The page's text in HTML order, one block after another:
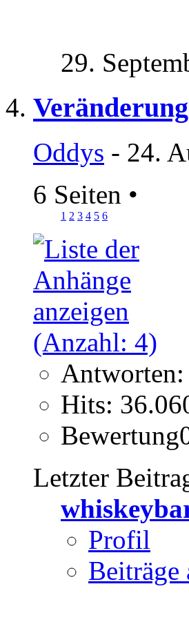
29.
Oddys - 24.
6 Seiten •
1 2 3 4 5 6
Antworten:
Hits:
Letzter
Profil
Beiträge